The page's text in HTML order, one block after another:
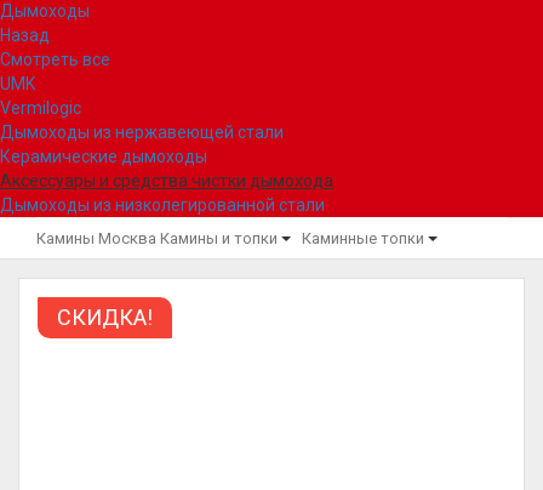
Дымоходы
Назад
Смотреть все
UMK
Vermilogic
Дымоходы из нержавеющей стали
Керамические дымоходы
Аксессуары и средства чистки дымохода
Дымоходы из низколегированной стали
Камины Москва Камины и топки Каминные топки
СКИДКА!